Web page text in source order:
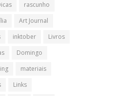
rascunho
Art Journal
inktober
Livros
Domingo
materiais
Links